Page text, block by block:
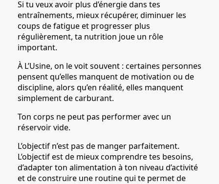
Si tu veux avoir plus d’énergie dans tes
entraînements, mieux récupérer, diminuer les
coups de fatigue et progresser plus
régulièrement, ta nutrition joue un rôle
important.
À L’Usine, on le voit souvent : certaines personnes
pensent qu’elles manquent de motivation ou de
discipline, alors qu’en réalité, elles manquent
simplement de carburant.
Ton corps ne peut pas performer avec un
réservoir vide.
L’objectif n’est pas de manger parfaitement.
L’objectif est de mieux comprendre tes besoins,
d’adapter ton alimentation à ton niveau d’activité
et de construire une routine qui te permet de